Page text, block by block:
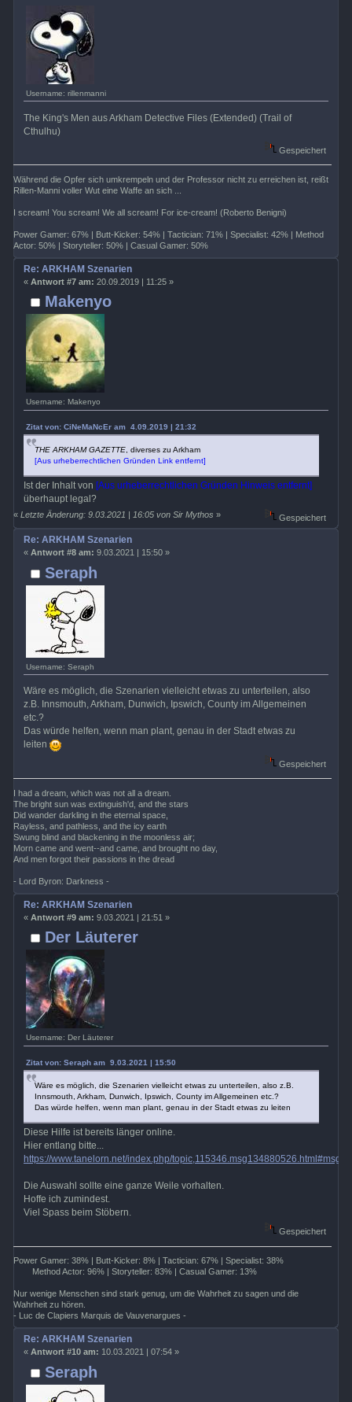
Username: rillenmanni
The King's Men aus Arkham Detective Files (Extended) (Trail of
Cthulhu)
Gespeichert
Während die Opfer sich umkrempeln und der Professor nicht zu erreichen ist, reißt
Rillen-Manni voller Wut eine Waffe an sich ...
I scream! You scream! We all scream! For ice-cream! (Roberto Benigni)
Power Gamer: 67% | Butt-Kicker: 54% | Tactician: 71% | Specialist: 42% | Method
Actor: 50% | Storyteller: 50% | Casual Gamer: 50%
Makenyo
Username: Makenyo
Re: ARKHAM Szenarien
« Antwort #7 am: 20.09.2019 | 11:25 »
Zitat von: CiNeMaNcEr am 4.09.2019 | 21:32
THE ARKHAM GAZETTE, diverses zu Arkham
[Aus urheberrechtlichen Gründen Link entfernt]
Ist der Inhalt von [Aus urheberrechtlichen Gründen Hinweis entfernt]
überhaupt legal?
«Letzte Änderung: 9.03.2021 | 16:05 von Sir Mythos » Gespeichert
Seraph
Username: Seraph
Re: ARKHAM Szenarien
« Antwort #8 am: 9.03.2021 | 15:50 »
Wäre es möglich, die Szenarien vielleicht etwas zu unterteilen, also
z.B. Innsmouth, Arkham, Dunwich, Ipswich, County im Allgemeinen
etc.?
Das würde helfen, wenn man plant, genau in der Stadt etwas zu
leiten
Gespeichert
I had a dream, which was not all a dream.
The bright sun was extinguish'd, and the stars
Did wander darkling in the eternal space,
Rayless, and pathless, and the icy earth
Swung blind and blackening in the moonless air;
Morn came and went--and came, and brought no day,
And men forgot their passions in the dread
- Lord Byron: Darkness -
Der Läuterer
Username: Der Läuterer
Re: ARKHAM Szenarien
« Antwort #9 am: 9.03.2021 | 21:51 »
Zitat von: Seraph am 9.03.2021 | 15:50
Wäre es möglich, die Szenarien vielleicht etwas zu unterteilen, also z.B.
Innsmouth, Arkham, Dunwich, Ipswich, County im Allgemeinen etc.?
Das würde helfen, wenn man plant, genau in der Stadt etwas zu leiten
Diese Hilfe ist bereits länger online.
Hier entlang bitte...
https://www.tanelorn.net/index.php/
Die Auswahl sollte eine ganze Weile vorhalten.
Hoffe ich zumindest.
Viel Spass beim Stöbern.
Gespeichert
Power Gamer: 38% | Butt-Kicker: 8% | Tactician: 67% | Specialist: 38%
Method Actor: 96% | Storyteller: 83% | Casual Gamer: 13%
Nur wenige Menschen sind stark genug, um die Wahrheit zu sagen und die
Wahrheit zu hören.
- Luc de Clapiers Marquis de Vauvenargues -
Seraph
Re: ARKHAM Szenarien
« Antwort #10 am: 10.03.2021 | 07:54 »